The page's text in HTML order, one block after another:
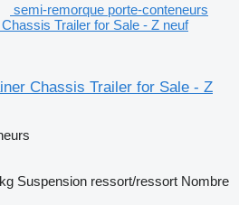
semi-remorque porte-conteneurs
Trailer for Sale - Z neuf
Chassis Trailer for Sale - Z
Suspension ressort/ressort Nombre